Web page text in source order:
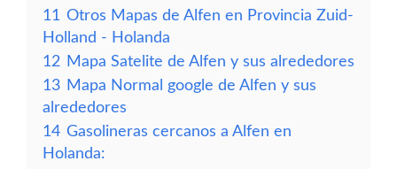
11 Otros Mapas de Alfen en Provincia Zuid-
Holland - Holanda
12 Mapa Satelite de Alfen y sus alrededores
13 Mapa Normal google de Alfen y sus
alrededores
14 Gasolineras cercanos a Alfen en
Holanda: